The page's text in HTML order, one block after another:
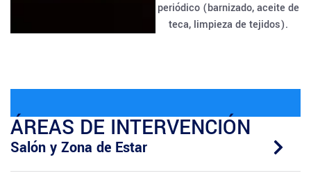
periódico (barnizado, aceite de
teca, limpieza de tejidos).
ÁREAS DE INTERVENCIÓN
Salón y Zona de Estar